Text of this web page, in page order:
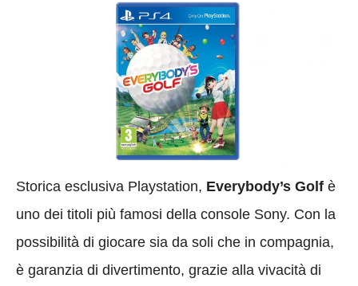
Storica esclusiva Playstation, Everybody’s Golf è
uno dei titoli più famosi della console Sony. Con la
possibilità di giocare sia da soli che in compagnia,
è garanzia di divertimento, grazie alla vivacità di